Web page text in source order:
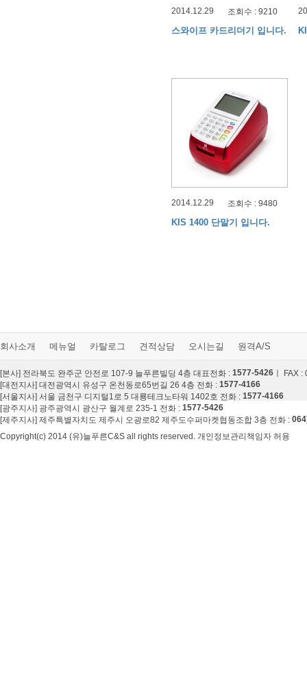
2014.12.29 조회수 : 9210
스와이프 카드리더기 입니다.
2014.12.29 조회수 : 9480
KIS 1400 단말기 입니다.
회사소개 메뉴얼 카탈로그 견적상담 오시는길 원격A/S
[본사] 전라북도 완주군 안전로 107-9 늘푸른빌딩 4층 대표전화 : 1577-5426 ㅣ FAX
[대전지사] 대전광역시 유성구 온천동로65번길 26 4층 전화 : 1577-4166
[서울지사] 서울 금천구 디지털1로 5 대룡테크노타워 1402호 전화 : 1577-4166
[광주지사] 광주광역시 광산구 월계로 235-1 전화 : 1577-5426
[제주지사] 제주특별자치도 제주시 오광로82 제주도수퍼마켓협동조합 3층 전화 :
Copyright(c) 2014 (유)늘푸른C&S all rights reserved. 개인정보관리책임자 허용